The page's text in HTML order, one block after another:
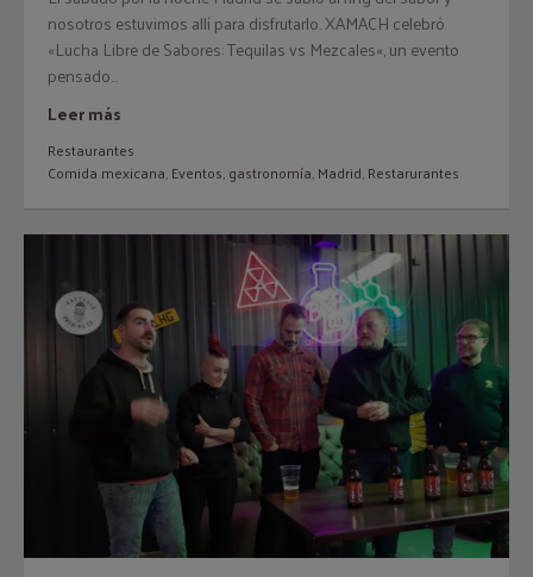
nosotros estuvimos allí para disfrutarlo. XAMACH celebró
«Lucha Libre de Sabores: Tequilas vs Mezcales«, un evento
pensado...
Leer más
Restaurantes
Comida mexicana,Eventos,gastronomía,Madrid,Restarurantes